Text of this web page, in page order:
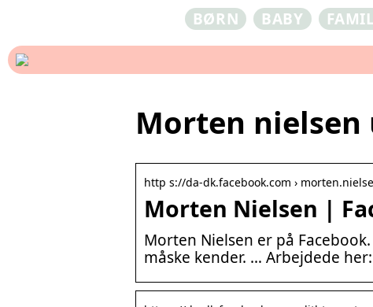
BØRN BABY
Morten
http s://da-dk.facebook.com ›
Morten Nielsen |
Morten Nielsen er på
måske kender. … Arbejdede